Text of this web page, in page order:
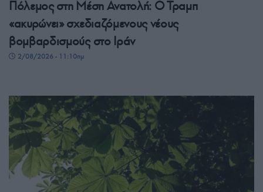
Πόλεμος στη Μέση Ανατολή: Ο Τραμπ
«ακυρώνει» σχεδιαζόμενους νέους
βομβαρδισμούς στο Ιράν
2/08/2026 - 11:10πμ